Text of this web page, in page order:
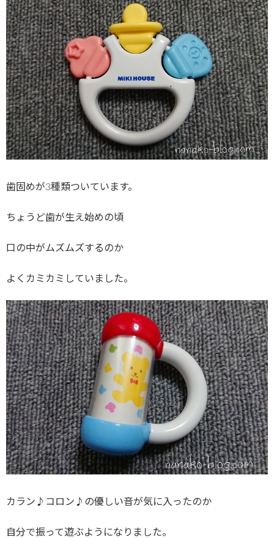
歯固めが3種類ついています。
ちょうど歯が生え始めの頃
口の中がムズムズするのか
よくカミカミしていました。
カラン♪コロン♪の優しい音が気に入ったのか
自分で振って遊ぶようになりました。